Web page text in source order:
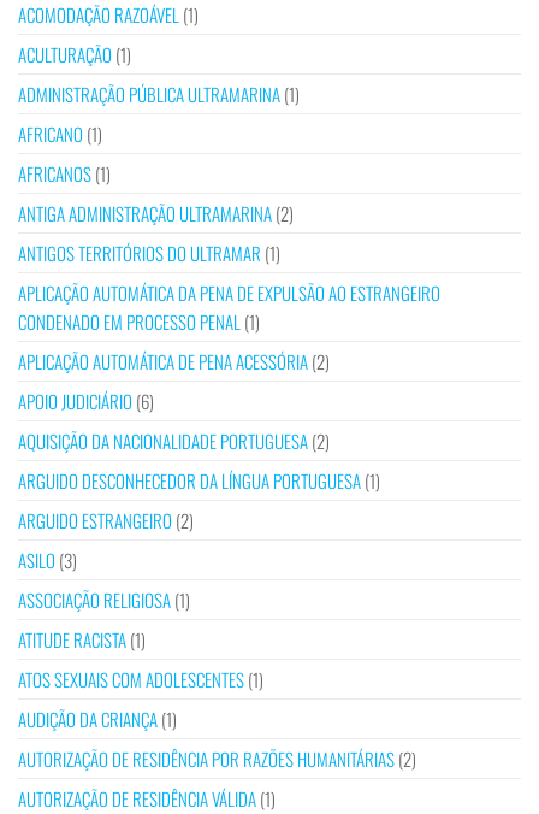
ACOMODAÇÃO RAZOÁVEL (1)
ACULTURAÇÃO (1)
ADMINISTRAÇÃO PÚBLICA ULTRAMARINA(1)
AFRICANO (1)
AFRICANOS(1)
ANTIGA ADMINISTRAÇÃO ULTRAMARINA(2)
ANTIGOS TERRITÓRIOS DO ULTRAMAR (1)
APLICAÇÃO AUTOMÁTICA DA PENA DE EXPULSÃO AO ESTRANGEIRO
CONDENADO EM PROCESSO PENAL (1)
APLICAÇÃO AUTOMÁTICA DE PENA ACESSÓRIA(2)
APOIO JUDICIÁRIO (6)
AQUISIÇÃO DA NACIONALIDADE PORTUGUESA(2)
ARGUIDO DESCONHECEDOR DA LÍNGUA PORTUGUESA(1)
ARGUIDO ESTRANGEIRO (2)
ASILO (3)
ASSOCIAÇÃO RELIGIOSA(1)
ATITUDE RACISTA(1)
ATOS SEXUAIS COM ADOLESCENTES(1)
AUDIÇÃO DA CRIANÇA(1)
AUTORIZAÇÃO DE RESIDÊNCIA POR RAZÕES HUMANITÁRIAS(2)
AUTORIZAÇÃO DE RESIDÊNCIA VÁLIDA(1)